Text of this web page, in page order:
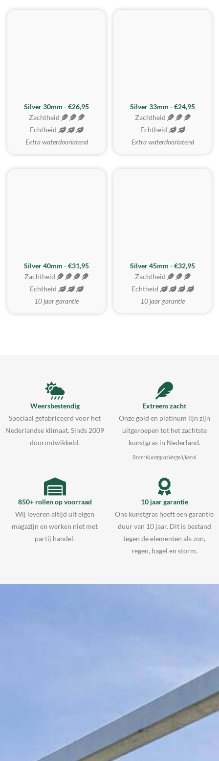
Silver 30mm - €26,95
Zachtheid
Echtheid
Extra waterdoorlatend
Silver 33mm - €24,95
Zachtheid
Echtheid
Extra waterdoorlatend
Silver 40mm - €31,95
Zachtheid
Echtheid
10 jaar garantie
MEEST GEKOZEN
Silver 45mm - €32,95
Zachtheid
Echtheid
10 jaar garantie
Weersbestendig
Speciaal gefabriceerd voor het
Nederlandse klimaat. Sinds 2009
doorontwikkeld.
Extreem zacht
Onze gold en platinum lijn zijn
uitgeroepen tot het zachtste
kunstgras in Nederland.
Bron: KunstgrasVergelijker.nl
850+ rollen op voorraad
Wij leveren altijd uit eigen
magazijn en werken niet met
partij handel.
10 jaar garantie
Ons kunstgras heeft een garantie
duur van 10 jaar. Dit is bestand
tegen de elementen als zon,
regen, hagel en storm.